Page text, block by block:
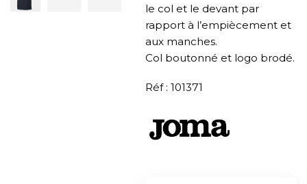
le col et le devant par
rapport à l’empiècement et
aux manches.
Col boutonné et logo brodé.
Réf : 101371